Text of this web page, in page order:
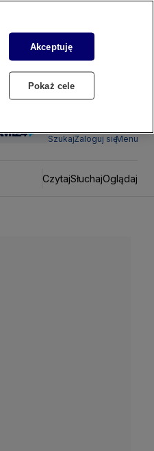
SzukajZaloguj sięMenu
CzytajSłuchajOglądaj
Akceptuję
Pokaż cele